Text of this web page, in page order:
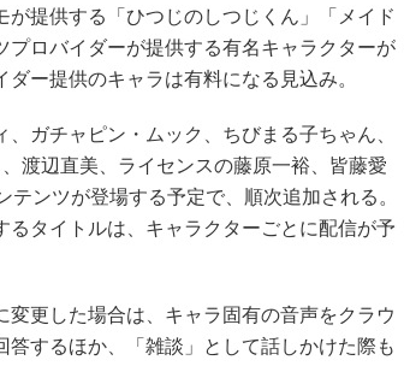
が提供する「ひつじのしつじくん」「メイド
ロバイダーが提供する有名キャラクターが
ー提供のキャラは有料になる見込み。
ガチャピン・ムック、ちびまる子ちゃん、
渡辺直美、ライセンスの藤原一裕、皆藤愛
ンツが登場する予定で、順次追加される。
タイトルは、キャラクターごとに配信が予
更した場合は、キャラ固有の音声をクラウ
答するほか、「雑談」として話しかけた際も